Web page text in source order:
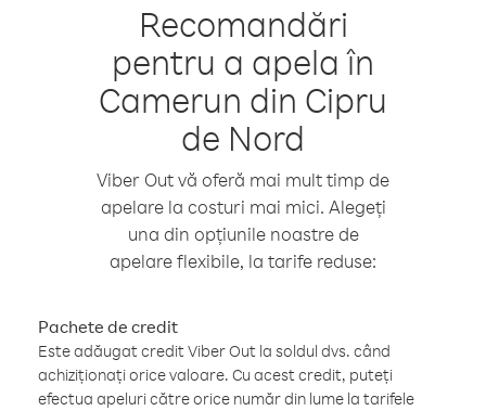
Recomandări
pentru a apela în
Camerun din Cipru
de Nord
Viber Out vă oferă mai mult timp de
apelare la costuri mai mici. Alegeți
una din opțiunile noastre de
apelare flexibile, la tarife reduse:
Pachete de credit
Este adăugat credit Viber Out la soldul dvs. când
achiziționați orice valoare. Cu acest credit, puteți
efectua apeluri către orice număr din lume la tarifele